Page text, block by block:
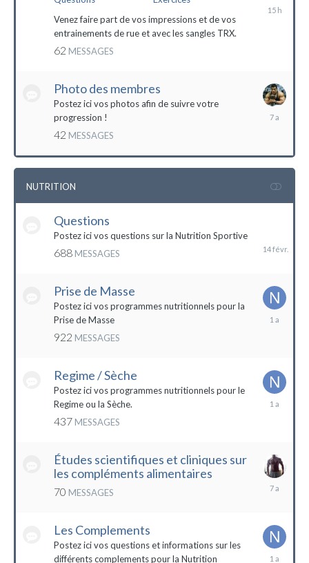
Venez faire part de vos impressions et de vos
entrainements de rue et avec les sangles TRX.
62 MESSAGES
Photo des membres
Postez ici vos photos afin de suivre votre
progression !
42 MESSAGES
18
NUTRITION
Questions
Postez ici vos questions sur la Nutrition Sportive
688 MESSAGES
Prise de Masse
Postez ici vos programmes nutritionnels pour la
Prise de Masse
922 MESSAGES
19
Regime / Sèche
Postez ici vos programmes nutritionnels pour le
Regime ou la Sèche.
437 MESSAGES
18
Études scientifiques et cliniques sur
les compléments alimentaires
70 MESSAGES
18
Les Complements
Postez ici vos questions et informations sur les
différents complements pour la Nutrition